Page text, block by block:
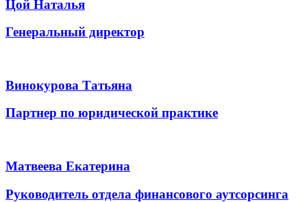
Цой Наталья
Генеральный директор
Винокурова Татьяна
Партнер по юридической практике
Матвеева Екатерина
Руководитель отдела финансового аутсорсинга